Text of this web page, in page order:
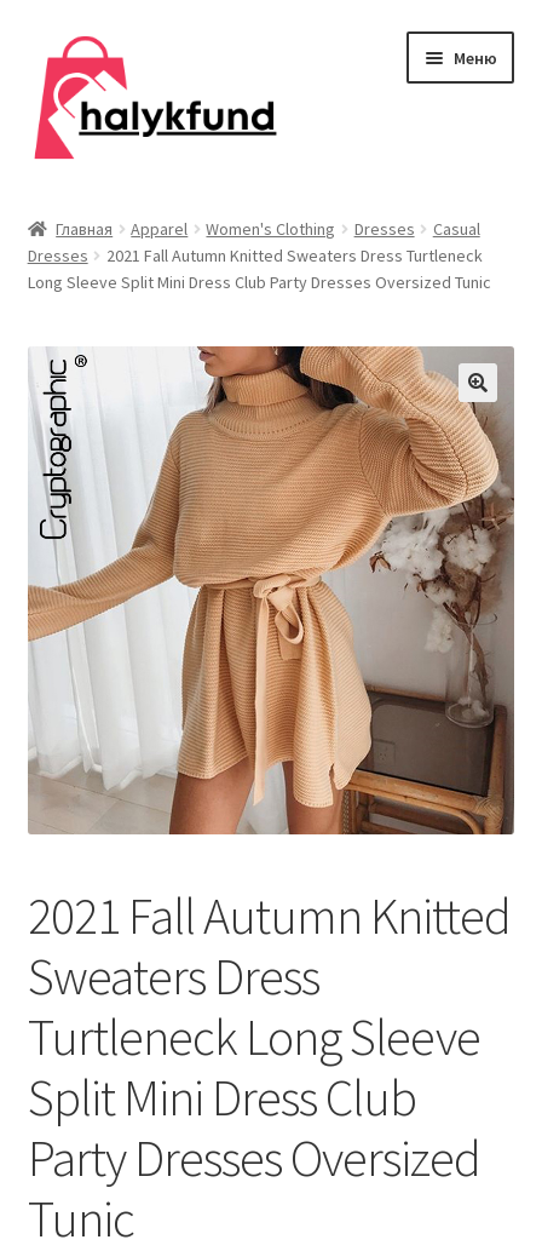
Перейти
навигации
Перейти
содержимому
Меню
меню
Главная
Контакты
Дом и сад
меню
Одежда
меню
Публикации
Главная Apparel Women's Clothing Dresses
Casual
Dresses
2021 Fall Autumn Knitted Sweaters Dress Turtleneck
Long Sleeve Split Mini Dress Club Party Dresses Oversized Tunic
2021 Fall Autumn Knitted
Sweaters Dress
Turtleneck Long Sleeve
Split Mini Dress Club
Party Dresses Oversized
Tunic